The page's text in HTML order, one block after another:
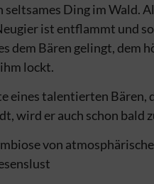
seltsames Ding im
ist entflammt und
dem Bären gelingt,
lockt.
eines talentierten
wird er auch schon
von